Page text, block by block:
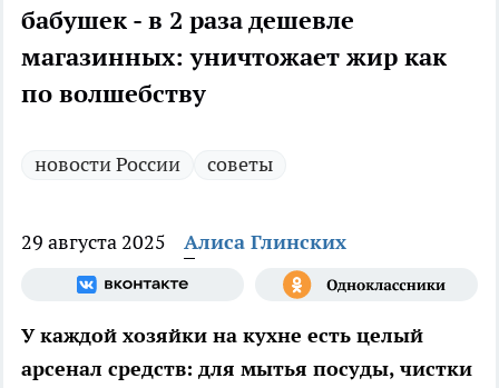
бабушек - в 2 раза дешевле
магазинных: уничтожает жир как
по волшебству
новости России советы
29 августа 2025 Алиса Глинских
У каждой хозяйки на кухне есть целый
арсенал средств: для мытья посуды, чистки